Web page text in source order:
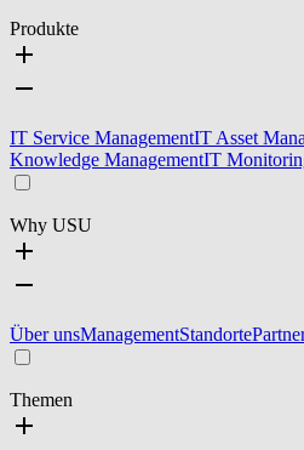
Produkte
IT Service ManagementIT Asset
Knowledge ManagementIT
Why USU
Über unsManagementStandorte
Themen